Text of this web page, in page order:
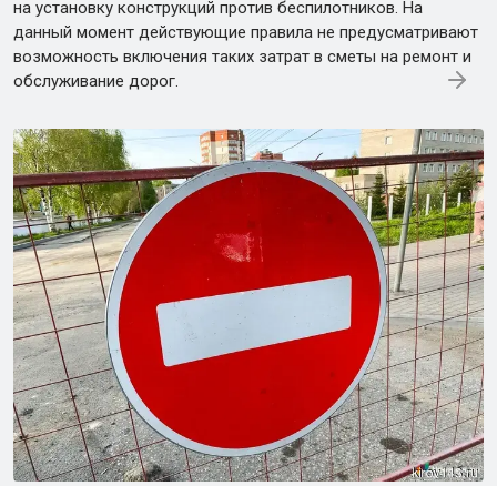
на установку конструкций против беспилотников. На
данный момент действующие правила не предусматривают
возможность включения таких затрат в сметы на ремонт и
обслуживание дорог.